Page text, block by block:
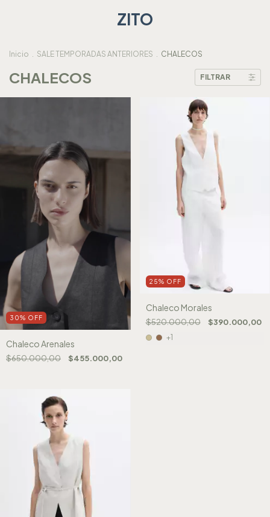
ZITO
Inicio . SALE TEMPORADAS ANTERIORES . CHALECOS
CHALECOS FILTRAR
30% OFF
Chaleco Arenales
$650.000,00 $455.000,00
25% OFF
Chaleco Morales
$520.000,00 $390.000,00
+1